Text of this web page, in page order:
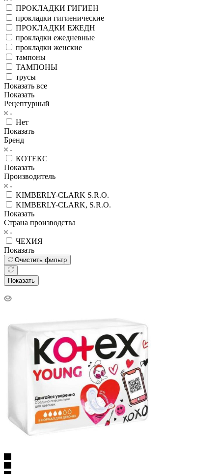
ПРОКЛАДКИ ГИГИЕН
прокладки гигиенические
ПРОКЛАДКИ ЕЖЕДН
прокладки ежедневные
прокладки женские
тампоны
ТАМПОНЫ
трусы
Показать все
Показать
Рецептурный
Нет
Показать
Бренд
КОТЕКС
Показать
Производитель
KIMBERLY-CLARK S.R.O.
KIMBERLY-CLARK, S.R.O.
Показать
Страна производства
ЧЕХИЯ
Показать
Очистить фильтр
Показать